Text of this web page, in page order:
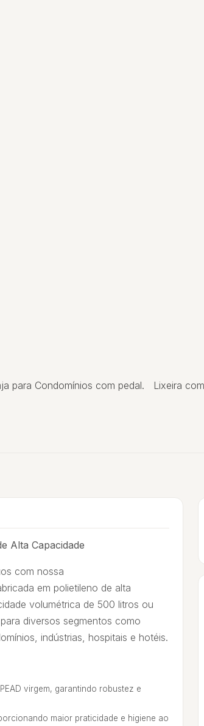
para Condomínios com pedal. Lixeira
Alta Capacidade
com nossa
em polietileno de alta
volumétrica de 500 litros ou
diversos segmentos como
indústrias, hospitais e hotéis.
virgem, garantindo robustez e
maior praticidade e higiene ao